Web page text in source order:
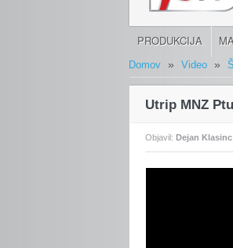
PRODUKCIJA
Domov » Video »
Utrip MNZ
Objavil:Dejan Klasinc